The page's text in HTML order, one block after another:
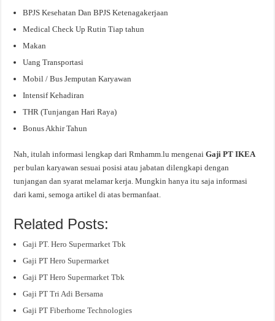
BPJS Kesehatan Dan BPJS Ketenagakerjaan
Medical Check Up Rutin Tiap tahun
Makan
Uang Transportasi
Mobil / Bus Jemputan Karyawan
Intensif Kehadiran
THR (Tunjangan Hari Raya)
Bonus Akhir Tahun
Nah, itulah informasi lengkap dari Rmhamm.lu mengenaiGaji PT IKEA
per bulan karyawan sesuai posisi atau jabatan dilengkapi dengan
tunjangan dan syarat melamar kerja. Mungkin hanya itu saja informasi
dari kami, semoga artikel di atas bermanfaat.
Related Posts:
Gaji PT. Hero Supermarket Tbk
Gaji PT Hero Supermarket
Gaji PT Hero Supermarket Tbk
Gaji PT Tri Adi Bersama
Gaji PT Fiberhome Technologies